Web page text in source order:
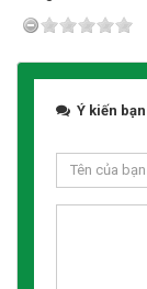
Ý kiến